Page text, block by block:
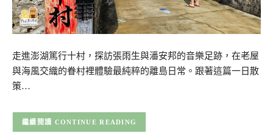
走進澎湖篤行十村，探訪張雨生與潘安邦的音樂足跡，在老屋
與海風交織的眷村裡體驗最純粹的離島日常。跟著這篇一日散
策…
CONTINUE READING